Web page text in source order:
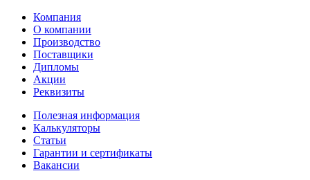
Компания
О компании
Производство
Поставщики
Дипломы
Акции
Реквизиты
Полезная информация
Калькуляторы
Статьи
Гарантии и сертификаты
Вакансии